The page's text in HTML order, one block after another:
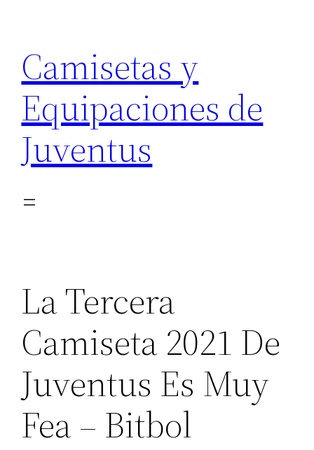
contenido
Camisetas y
Equipaciones de
Juventus
La Tercera
Camiseta 2021 De
Juventus Es Muy
Fea – Bitbol